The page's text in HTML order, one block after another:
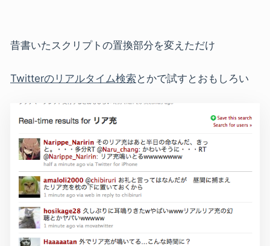
昔書いたスクリプトの置換部分を変えただけ
Twitterのリアルタイム検索 とかで試すとおもしろい